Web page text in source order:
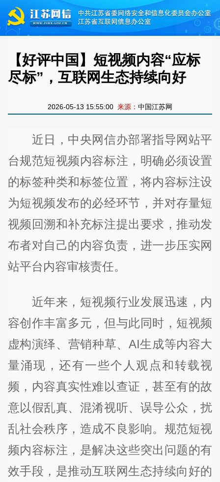
【好评中国】短视频内容“应标
尽标”，互联网生态持续向好
2026-05-13 15:55:00 来源： 中国江苏网
近日，中央网信办部署指导网站平
台规范短视频内容标注，明确必须设置
的标签种类和标签位置，将内容标注设
为短视频发布的必经环节，并对存量短
视频回溯和补充标注提出要求，推动发
布者对自己的内容负责，进一步压实网
站平台内容审核责任。
近年来，短视频行业发展迅速，内
容创作丰富多元，但与此同时，短视频
虚构演绎、营销种草、AI生成等内容大
量涌现，还有一些个人观点和转载视
频，内容真实性难以查证，甚至有的故
意以假乱真、混淆视听、误导公众，扰
乱社会秩序，造成不良影响。规范短视
频内容标注，是解决这些突出问题的有
效手段，是推动互联网生态持续向好的